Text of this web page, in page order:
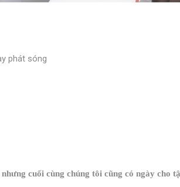
phát sóng
nhưng cuối cùng chúng tôi cũng có ngày cho